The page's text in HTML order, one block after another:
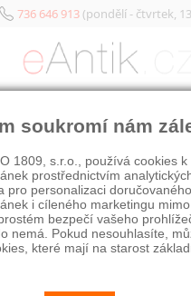
736 646 913(pondělí - čtvrtek,
soukromí nám
1809, s.r.o., používá cookies
prostřednictvím
pro personalizaci
i cíleného marketingu
bezpečí vašeho
nemá. Pokud nesouhlasíte,
které mají na starost